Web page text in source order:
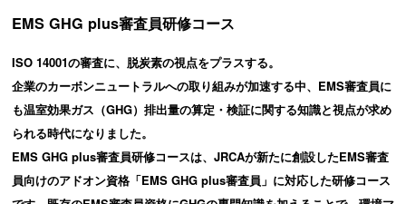
EMS GHG plus審査員研修コース
ISO 14001の審査に、脱炭素の視点をプラスする。
企業のカーボンニュートラルへの取り組みが加速する中、EMS審査員に
も温室効果ガス（GHG）排出量の算定・検証に関する知識と視点が求め
られる時代になりました。
EMS GHG plus審査員研修コースは、JRCAが新たに創設したEMS審査
員向けのアドオン資格「EMS GHG plus審査員」に対応した研修コース